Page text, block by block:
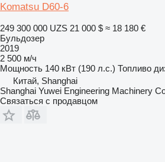
Komatsu D60-6
249 300 000 UZS 21 000 $ ≈ 18 180 €
Бульдозер
2019
2 500 м/ч
Мощность 140 кВт (190 л.с.) Топливо
Китай, Shanghai
Shanghai Yuwei Engineering Machinery
Связаться с продавцом